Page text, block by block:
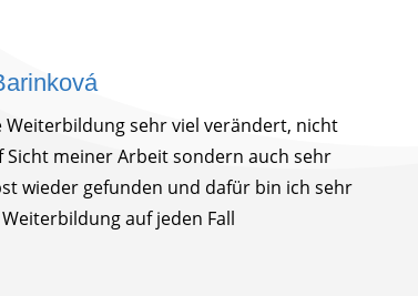
Weiterbildung sehr viel verändert, nicht
meiner Arbeit sondern auch sehr
wieder gefunden und dafür bin ich sehr
auf jeden Fall